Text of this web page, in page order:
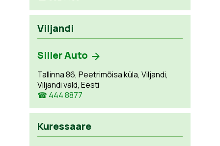
Viljandi
Siller Auto
Tallinna 86, Peetrimõisa küla, Viljandi,
Viljandi vald, Eesti
☎ 444 8877
Kuressaare